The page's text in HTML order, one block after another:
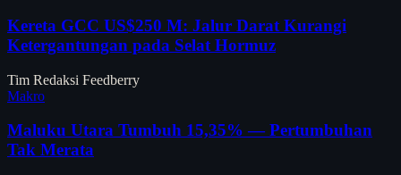
Kereta GCC US$250 M: Jalur Darat Kurangi
Ketergantungan pada Selat Hormuz
Tim Redaksi Feedberry
Makro
Maluku Utara Tumbuh 15,35% — Pertumbuhan
Tak Merata